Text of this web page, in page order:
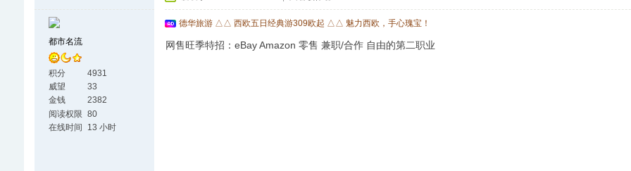
都市名流
积分
4931
威望
33
金钱
2382
阅读权限 80
在线时间
13 小时
德华旅游 △△ 西欧五日经典游309欧起 △△ 魅力西欧，手心瑰宝！
网售旺季特招：eBay Amazon 零售 兼职/合作 自由的第二职业